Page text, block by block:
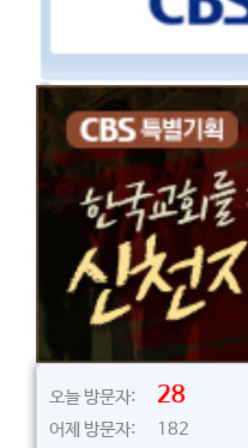
오늘 방문자: 28
어제 방문자: 182